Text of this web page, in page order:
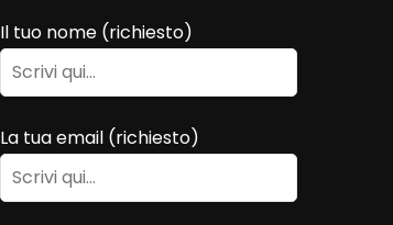
Il tuo nome (richiesto)
La tua email (richiesto)